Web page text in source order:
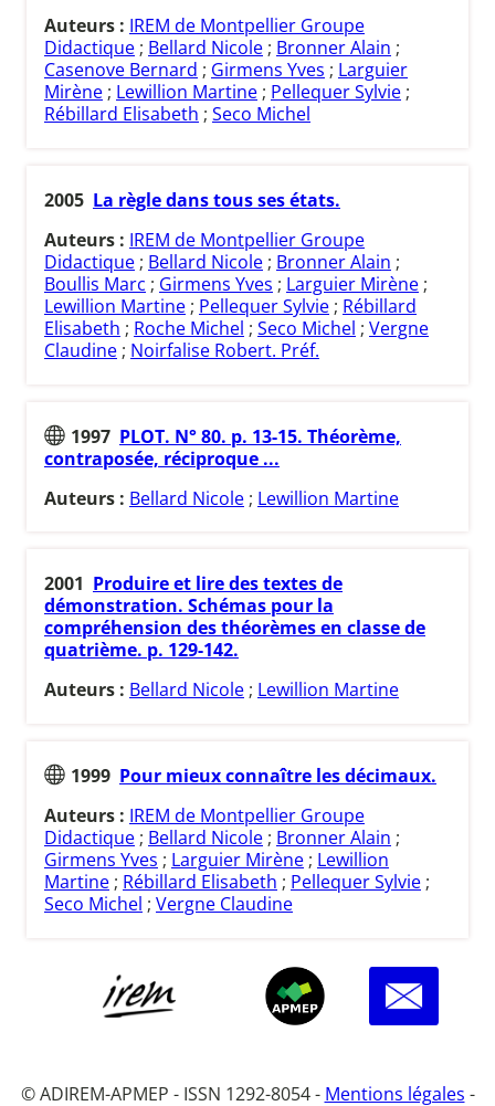
Auteurs : IREM de Montpellier Groupe
Didactique; Bellard Nicole; Bronner Alain ;
Casenove Bernard ; Girmens Yves ; Larguier
Mirène; Lewillion Martine; Pellequer Sylvie;
Rébillard Elisabeth ; Seco Michel
2005 La règle dans tous ses états.
Auteurs : IREM de Montpellier Groupe
Didactique ; Bellard Nicole ; Bronner Alain ;
Boullis Marc ; Girmens Yves ; Larguier Mirène ;
Lewillion Martine ; Pellequer Sylvie ; Rébillard
Elisabeth ; Roche Michel ; Seco Michel ; Vergne
Claudine ; Noirfalise Robert. Préf.
1997 PLOT. N° 80. p. 13-15. Théorème,
contraposée, réciproque ...
Auteurs : Bellard Nicole ; Lewillion Martine
2001 Produire et lire des textes de
démonstration. Schémas pour la
compréhension des théorèmes en classe de
quatrième. p. 129-142.
Auteurs : Bellard Nicole ; Lewillion Martine
1999 Pour mieux connaître les décimaux.
Auteurs : IREM de Montpellier Groupe
Didactique ; Bellard Nicole ; Bronner Alain ;
Girmens Yves ; Larguier Mirène ; Lewillion
Martine ; Rébillard Elisabeth ; Pellequer Sylvie ;
Seco Michel ; Vergne Claudine
© ADIREM-APMEP - ISSN 1292-8054 - Mentions légales -